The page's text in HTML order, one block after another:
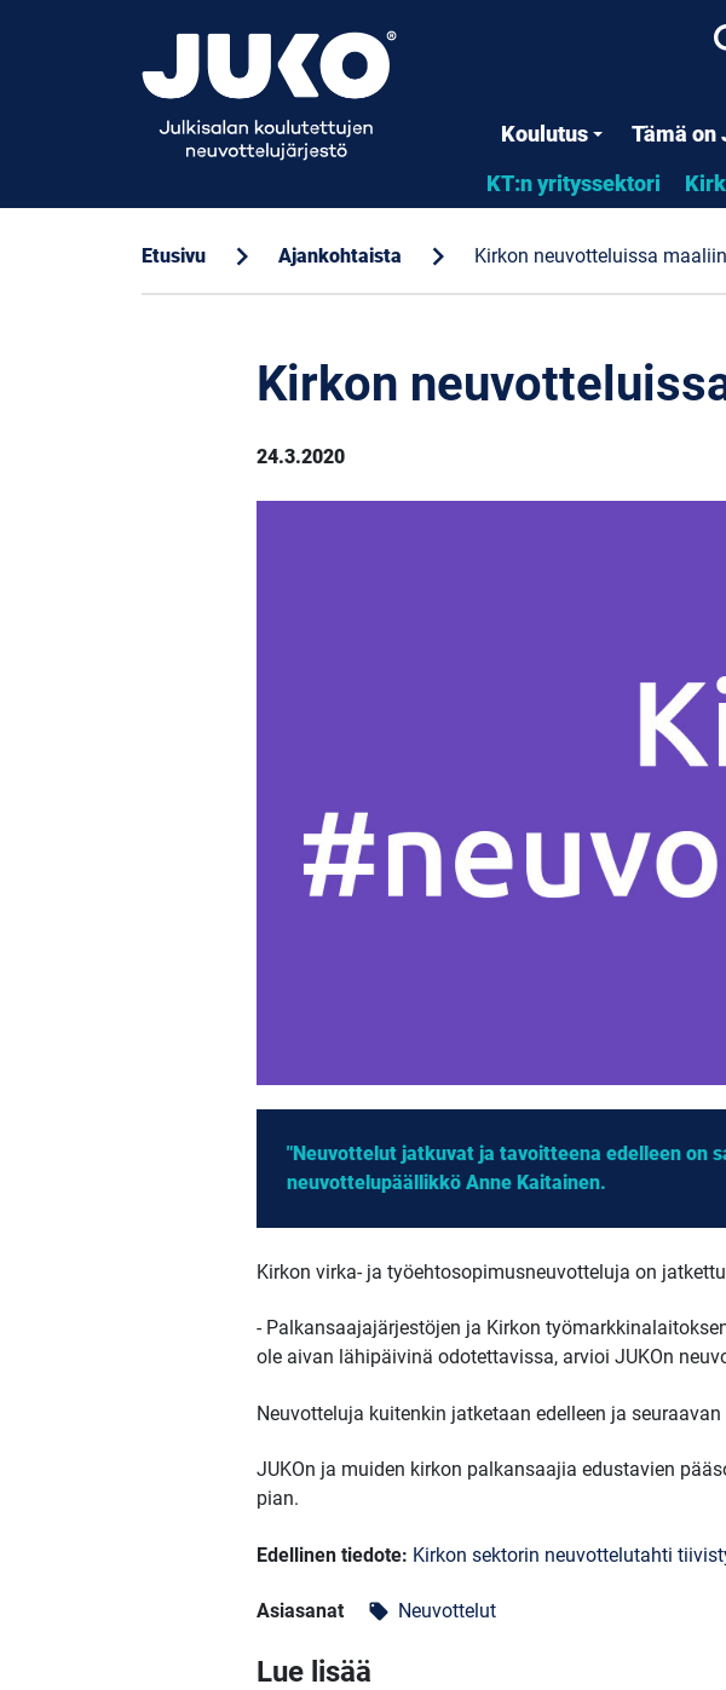
Koulutus
Tämä on
KT:n yrityssektori
Etusivu chevron_right Ajankohtaista chevron_right Kirkon neuvotteluissa
Kirkon
24.3.2020
"Neuvottelut jatkuvat ja tavoitteena edelleen on
neuvottelupäällikkö Anne Kaitainen.
Kirkon virka- ja työehtosopimusneuvotteluja on
- Palkansaajajärjestöjen ja Kirkon
ole aivan lähipäivinä odotettavissa, arvioi JUKOn
Neuvotteluja kuitenkin jatketaan edelleen ja
JUKOn ja muiden kirkon palkansaajia edustavien
pian.
Edellinen tiedote: Kirkon sektorin neuvottelutahti
Asiasanat local_offer Neuvottelut
Lue lisää